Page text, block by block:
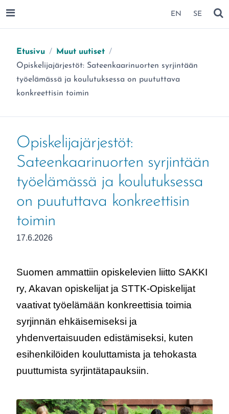
SIIRRY SIVUN SISÄLTÖÖN EN SE
Etusivu / Muut uutiset /
Olet täällä:
Opiskelijajärjestöt: Sateenkaarinuorten syrjintään
työelämässä ja koulutuksessa on puututtava
konkreettisin toimin
Opiskelijajärjestöt:
Sateenkaarinuorten syrjintään
työelämässä ja koulutuksessa
on puututtava konkreettisin
toimin
Julkaistu:
17.6.2026
Suomen ammattiin opiskelevien liitto SAKKI
ry, Akavan opiskelijat ja STTK-Opiskelijat
vaativat työelämään konkreettisia toimia
syrjinnän ehkäisemiseksi ja
yhdenvertaisuuden edistämiseksi, kuten
esihenkilöiden kouluttamista ja tehokasta
puuttumista syrjintätapauksiin.